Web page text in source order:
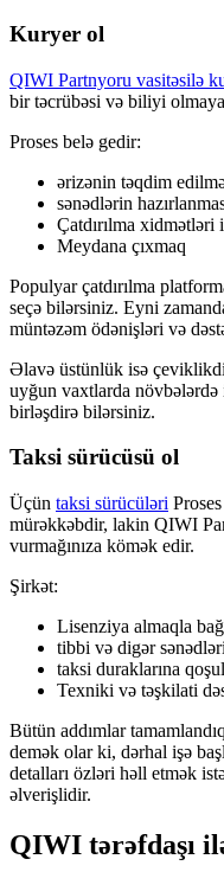
Kuryer ol
QIWI Partnyoru vasitəsilə
bir təcrübəsi və biliyi
Proses belə gedir:
ərizənin təqdim
sənədlərin
Çatdırılma xidmətləri
Meydana çıxmaq
Populyar çatdırılma
seçə bilərsiniz. Eyni
müntəzəm ödənişləri və
Əlavə üstünlük isə
uyğun vaxtlarda
birləşdirə bilərsiniz.
Taksi sürücüsü ol
Üçün taksi sürücüləri
mürəkkəbdir, lakin QIWI
vurmağınıza kömək edir.
Şirkət:
Lisenziya almaqla
tibbi və digər
taksi duraklarına
Texniki və təşkilati
Bütün addımlar
demək olar ki, dərhal işə
detalları özləri həll etmək
əlverişlidir.
QIWI tərəfdaşı